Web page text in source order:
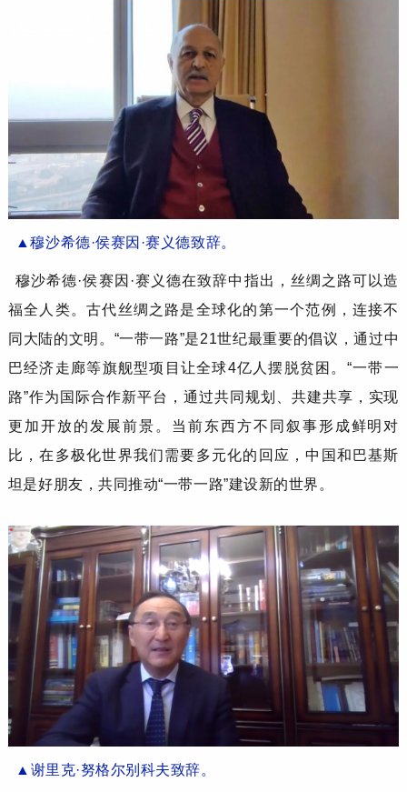
▲穆沙希德·侯赛因·赛义德致辞。
穆沙希德·侯赛因·赛义德在致辞中 指出，丝绸之路可以造
福全人类。古代丝绸之路是全球化的第一个范例，连接不
同大陆的文明。 “一带一路”是21世纪最重要的倡议，通过中
巴经济走廊等旗舰型项目让全球4亿人摆脱贫困。 “一带一
路”作为国际合作新平台，通过共同规划、共建共享，实现
更加开放的发展前景。 当前东西方不同叙事形成鲜明对
比，在多极化世界我们需要多元化的回应，中国和巴基斯
坦是好朋友，共同推动“一带一路”建设新的世界。
▲ 谢里克·努格尔别科夫致辞。